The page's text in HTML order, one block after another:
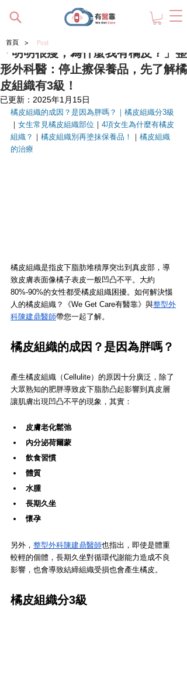
「明明很瘦，為什麼我有橘皮？」整
形外科醫：停止擦保養品，先了解橘
皮組織有3級！
已更新： 2025年1月15日
橘皮組織的成因？是因為胖嗎？ ｜ 橘皮組織分3級
｜ 女生常見橘皮組織部位 ｜ 4項女生為什麼有橘皮
組織？ ｜ 橘皮組織別再塗抹保養品！ ｜ 橘皮組織
的治療
橘皮組織是指皮下脂肪堆積厚突出到真皮部，導
致皮膚表面像橘子表皮一般凹凸不平。大約
80%-90%的女性都受橘皮組織困擾。如何解決惱
人的橘皮組織？《We Get Care有醫靠》與整型外
科陳建鼎醫師帶您一起了解。
橘皮組織的成因？是因為胖嗎？
產生橘皮組織（Cellulite）的原因十分廣泛，除了
大眾熟知的肥胖導致皮下脂肪凸起影響到真皮層
讓肌膚出現凹凸不平的現象，其實：
皮膚老化鬆弛
內分泌荷爾蒙
飲食習慣
體質
水腫
長期久坐
懷孕
另外， 整型外科陳建鼎醫師也指出，即使是體重
較輕的個體，長期久坐對循環代謝能力造成不良
影響，也會導致結締組織受損也會產生橘皮。
橘皮組織分3級
首頁 > Post